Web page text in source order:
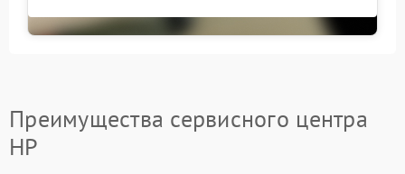
Преимущества сервисного центра
HP